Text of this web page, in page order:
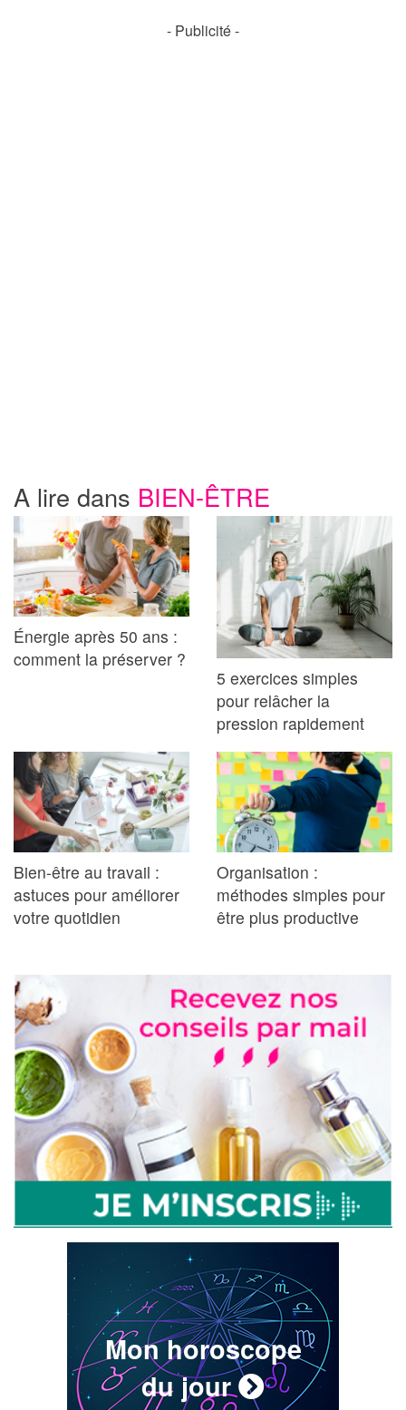
- Publicité -
A lire dans BIEN-ÊTRE
Énergie après 50 ans :
comment la préserver ?
5 exercices simples
pour relâcher la
pression rapidement
Bien-être au travail :
astuces pour améliorer
votre quotidien
Organisation :
méthodes simples pour
être plus productive
Mon horoscope
du jour